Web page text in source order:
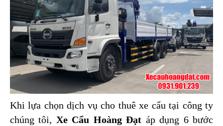
Khi lựa chọn dịch vụ cho thuê xe cẩu tại công ty
chúng tôi, Xe Cẩu Hoàng Đạt áp dụng 6 bước